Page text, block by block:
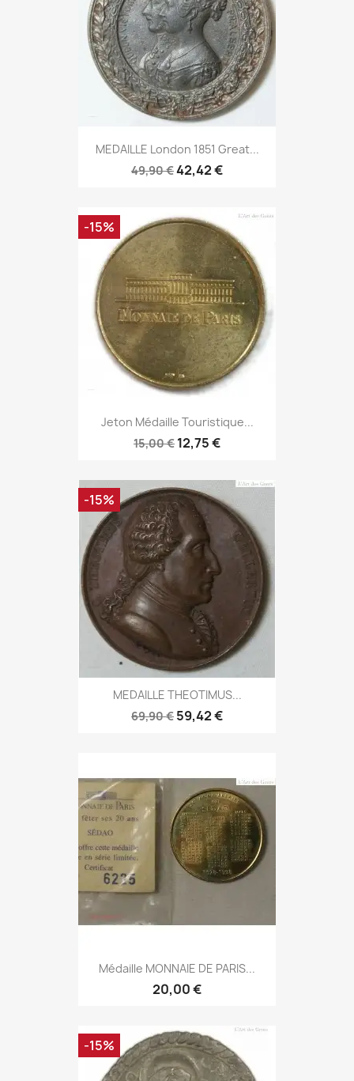
MEDAILLE London 1851 Great...
49,90 €42,42 €
Jeton Médaille Touristique...
15,00 € 12,75 €
-15%
MEDAILLE THEOTIMUS...
69,90 € 59,42 €
-15%
Médaille MONNAIE DE PARIS...
20,00 €
-15%